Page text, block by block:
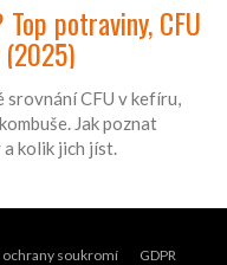
potraviny, CFU
CFU v kefíru,
Jak poznat
kolik jich jíst.
ochrany soukromí GDPR